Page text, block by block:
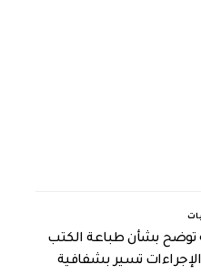
توضح بشأن طباعة الكتب
الإجراءات تسير بشفافية